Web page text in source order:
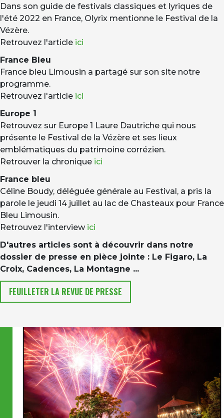
Dans son guide de festivals classiques et lyriques de
l'été 2022 en France, Olyrix mentionne le Festival de la
Vézère.
Retrouvez l'article ici
France Bleu
France bleu Limousin a partagé sur son site notre
programme.
Retrouvez l'article ici
Europe 1
Retrouvez sur Europe 1 Laure Dautriche qui nous
présente le Festival de la Vézère et ses lieux
emblématiques du patrimoine corrézien.
Retrouver la chronique ici
France bleu
Céline Boudy, déléguée générale au Festival, a pris la
parole le jeudi 14 juillet au lac de Chasteaux pour France
Bleu Limousin.
Retrouvez l'interview ici
D'autres articles sont à découvrir dans notre
dossier de presse en pièce jointe : Le Figaro, La
Croix, Cadences, La Montagne ...
FEUILLETER LA REVUE DE PRESSE
Image